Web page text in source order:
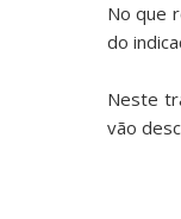
No que
do
Neste
vão